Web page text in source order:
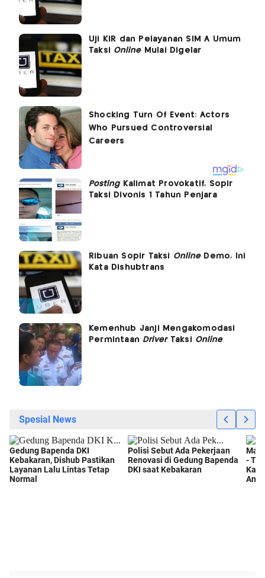
Uji KIR dan Pelayanan SIM A Umum
Taksi OnlineMulai Digelar
PostingKalimat Provokatif, Sopir
Taksi Divonis 1 Tahun Penjara
Ribuan Sopir Taksi OnlineDemo, Ini
Kata Dishubtrans
Kemenhub Janji Mengakomodasi
Permintaan DriverTaksi Online